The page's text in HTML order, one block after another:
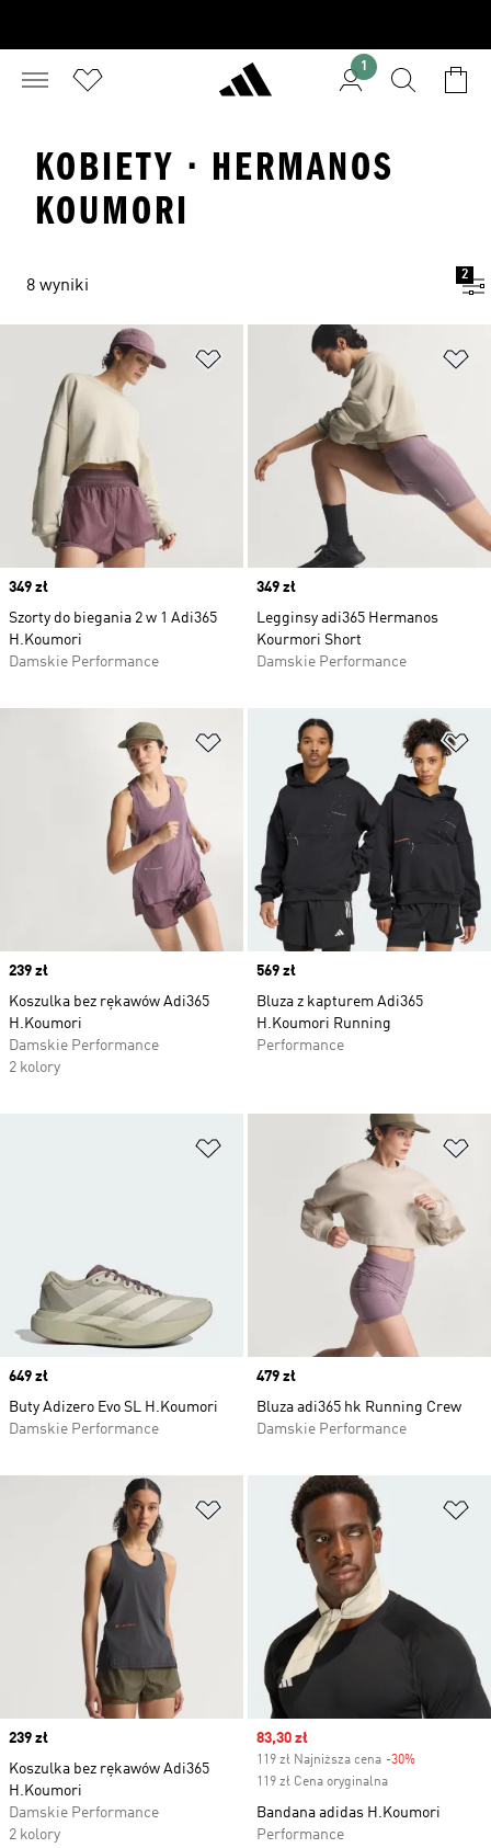
1
KOBIETY · HERMANOS
KOUMORI
8 wyniki
2
Dodaj do listy życzeń
Price
349 zł
Szorty do biegania 2 w 1 Adi365
H.Koumori
Damskie Performance
Price
349 zł
Legginsy adi365 Hermanos
Kourmori Short
Damskie Performance
Dodaj do listy życzeń
Price
239 zł
Koszulka bez rękawów Adi365
H.Koumori
Damskie Performance
2 kolory
Price
569 zł
Bluza z kapturem Adi365
H.Koumori Running
Performance
Dodaj do listy życzeń
Price
649 zł
Buty Adizero Evo SL H.Koumori
Damskie Performance
Price
479 zł
Bluza adi365 hk Running Crew
Damskie Performance
Dodaj do listy życzeń
Price
239 zł
Koszulka bez rękawów Adi365
H.Koumori
Damskie Performance
2 kolory
Sale price
83,30 zł
119 zł Najniższa cena -30%
119 zł Cena oryginalna
Bandana adidas H.Koumori
Performance